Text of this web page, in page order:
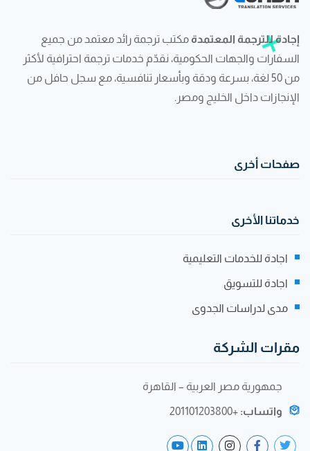
إجادة للترجمة المعتمدة مكتب ترجمة رائد معتمد من جميع
السفارات والجهات الحكومية، نقدّم خدمات ترجمة احترافية لأكثر
من 50 لغة، بسرعة ودقة وبأسعار تنافسية، مع سجل حافل من
الإنجازات داخل الخليج ومصر.
صفحات أخرى
خدماتنا الأخرى
اجادة للخدمات التعليمية
اجادة للتسويق
مدى لدراسات الجدوى
مقرات الشركة
جمهورية مصر العربية – القاهرة
واتساب: +201101203800